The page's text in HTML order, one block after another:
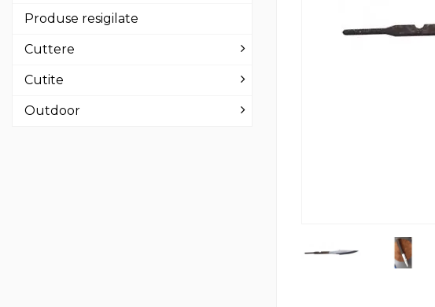
Produse resigilate
Cuttere
Cutite
Outdoor